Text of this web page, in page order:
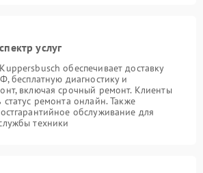
услуг
обеспечивает доставку
бесплатную диагностику и
включая срочный ремонт. Клиенты
статус ремонта онлайн. Также
обслуживание для
техники